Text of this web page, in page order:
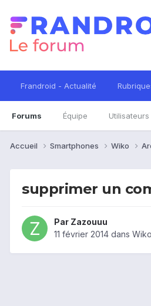
Frandroid - Actualité
Forums Équipe
Accueil Smartphones Wiko
supprimer un
Par Zazouuu
11 février 2014 dans